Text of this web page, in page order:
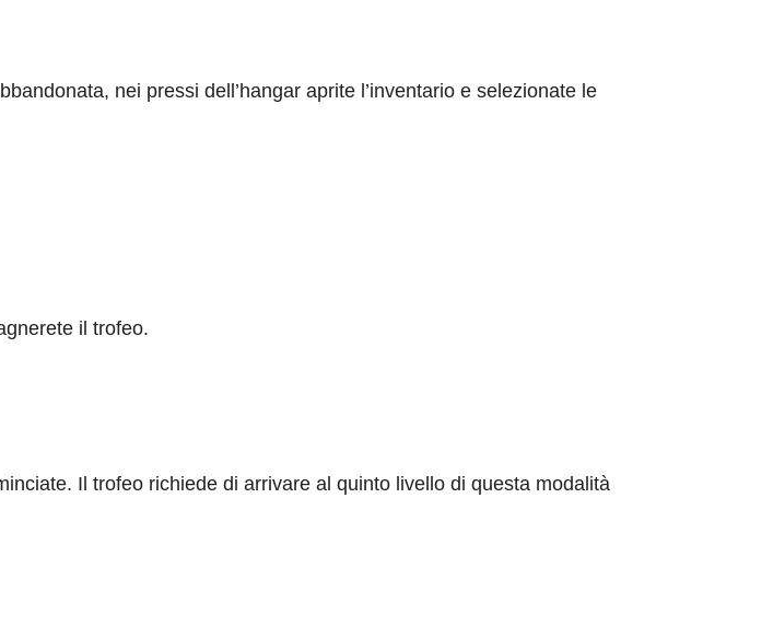
nei pressi dell’hangar aprite l’inventario e selezionate le
il trofeo.
Il trofeo richiede di arrivare al quinto livello di questa modalità